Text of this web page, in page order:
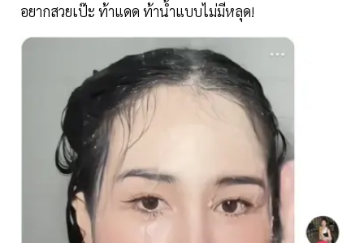
อยากสวยเป๊ะ ท้าแดด ท้าน้ำแบบไม่มีหลุด!